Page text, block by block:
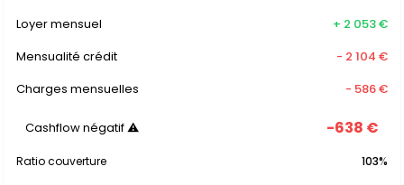
Loyer mensuel
+ 2 053 €
Mensualité crédit
- 2 104 €
Charges mensuelles
- 586 €
Cashflow négatif ⚠ -638 €
Ratio couverture 103%